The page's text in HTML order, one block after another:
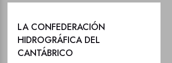
LA CONFEDERACIÓN
HIDROGRÁFICA DEL
CANTÁBRICO